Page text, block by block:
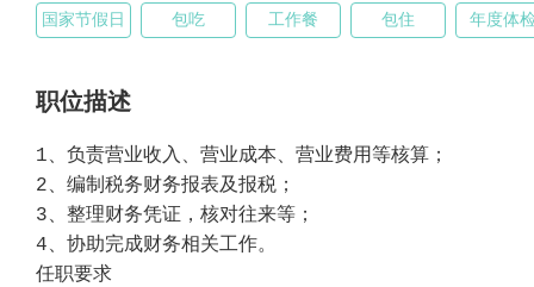
国家节假日 包吃 工作餐 包住 年度体
职位描述
1、负责营业收入、营业成本、营业费用等核算；
2、编制税务财务报表及报税；
3、整理财务凭证，核对往来等；
4、协助完成财务相关工作。
任职要求